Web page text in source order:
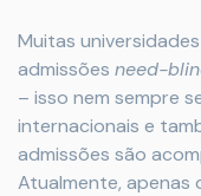
Muitas
admissões need-
– isso nem sempre
internacionais e
admissões são
Atualmente, apenas